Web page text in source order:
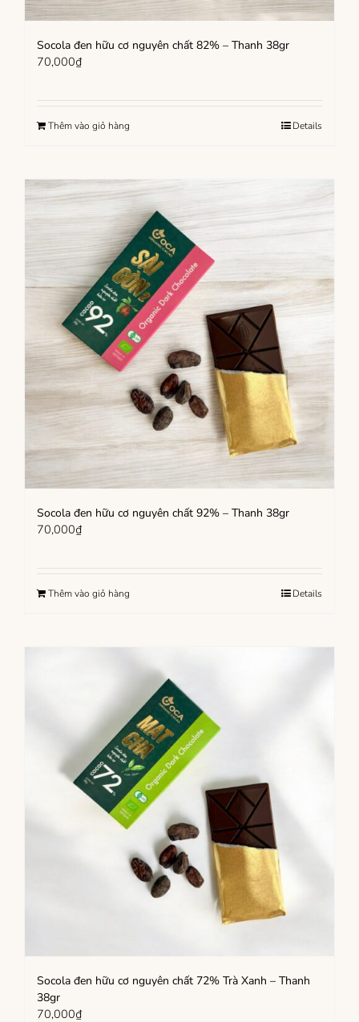
Socola đen hữu cơ nguyên chất 82% – Thanh 38gr
70,000₫
Thêm vào giỏ hàng Details
Socola đen hữu cơ nguyên chất 92% – Thanh 38gr
70,000₫
Thêm vào giỏ hàng Details
Socola đen hữu cơ nguyên chất 72% Trà Xanh – Thanh
38gr
70,000₫